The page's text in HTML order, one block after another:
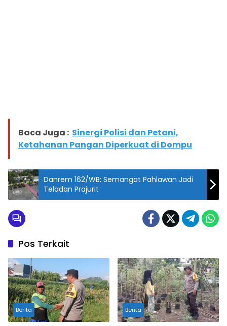
Baca Juga : Sinergi Polisi dan Petani,
Ketahanan Pangan Diperkuat di Dompu
Danrem 162/WB: Semangat Pahlawan Jadi
Teladan Prajurit
Pos Terkait
Berita Berita